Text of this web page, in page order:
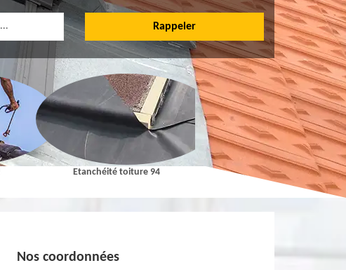
Etanchéité toiture 94 Pose et Nettoyage de gouttières
Nos coordonnées